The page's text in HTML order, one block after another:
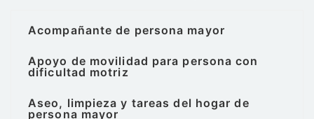
Acompañante de persona mayor
Apoyo de movilidad para persona con
dificultad motriz
Aseo, limpieza y tareas del hogar de
persona mayor